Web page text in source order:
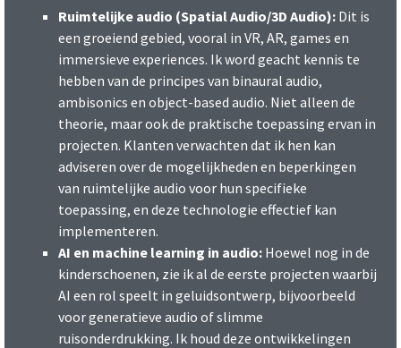
Ruimtelijke audio (Spatial Audio/3D Audio): Dit is
een groeiend gebied, vooral in VR, AR, games en
immersieve experiences. Ik word geacht kennis te
hebben van de principes van binaural audio,
ambisonics en object-based audio. Niet alleen de
theorie, maar ook de praktische toepassing ervan in
projecten. Klanten verwachten dat ik hen kan
adviseren over de mogelijkheden en beperkingen
van ruimtelijke audio voor hun specifieke
toepassing, en deze technologie effectief kan
implementeren.
AI en machine learning in audio: Hoewel nog in de
kinderschoenen, zie ik al de eerste projecten waarbij
AI een rol speelt in geluidsontwerp, bijvoorbeeld
voor generatieve audio of slimme
ruisonderdrukking. Ik houd deze ontwikkelingen